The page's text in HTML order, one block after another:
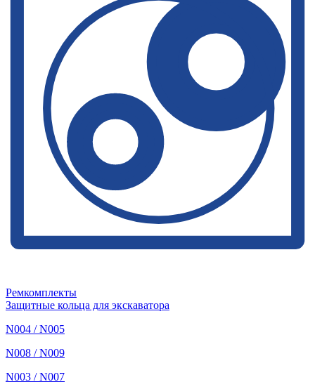
Ремкомплекты
Защитные кольца для экскаватора
N004 / N005
N008 / N009
N003 / N007